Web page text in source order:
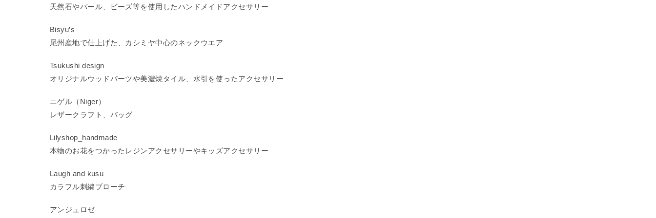
天然石やパール、ビーズ等を使用したハンドメイドアクセサリー
Bisyu’s
尾州産地で仕上げた、カシミヤ中心のネックウエア
Tsukushi design
オリジナルウッドパーツや美濃焼タイル、水引を使ったアクセサリー
ニゲル（Niger）
レザークラフト、バッグ
Lilyshop_handmade
本物のお花をつかったレジンアクセサリーやキッズアクセサリー
Laugh and kusu
カラフル刺繍ブローチ
アンジュロゼ